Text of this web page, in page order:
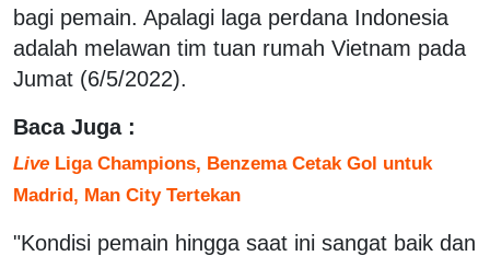
bagi pemain. Apalagi laga perdana Indonesia
adalah melawan tim tuan rumah Vietnam pada
Jumat (6/5/2022).
Baca Juga :
Live Liga Champions, Benzema Cetak Gol untuk
Madrid, Man City Tertekan
"Kondisi pemain hingga saat ini sangat baik dan